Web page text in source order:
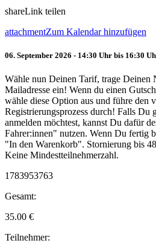
shareLink teilen
attachmentZum Kalendar hinzufügen
06. September 2026 - 14:30 Uhr bis 16:30
Wähle nun Deinen Tarif, trage Deinen
Mailadresse ein! Wenn du einen
wähle diese Option aus und führe den
Registrierungsprozess durch! Falls Du
anmelden möchtest, kannst Du dafür
Fahrer:innen" nutzen. Wenn Du fertig
"In den Warenkorb". Stornierung bis
Keine Mindestteilnehmerzahl.
1783953763
Gesamt:
35.00 €
Teilnehmer: